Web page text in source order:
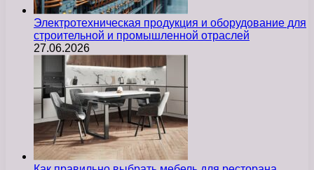
Электротехническая продукция и оборудование для
строительной и промышленной отраслей
27.06.2026